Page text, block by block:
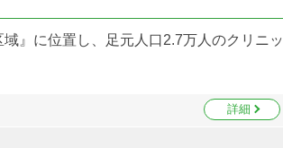
』に位置し、足元人口2.7万人のクリニッ
詳細